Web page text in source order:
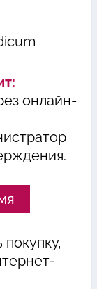
онлайн-